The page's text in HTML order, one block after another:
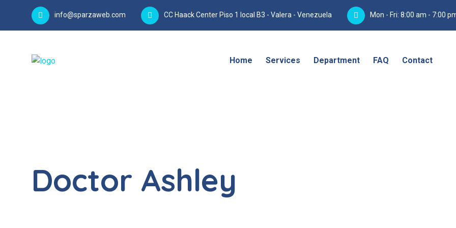
info@sparzaweb.com CC Haack Center Piso 1 local B3 - Valera - Venezuela Mon - Fri: 8:00 am - 7:00
Home Services Department FAQ Contact
Doctor Ashley